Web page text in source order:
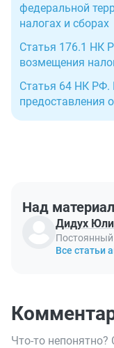
федеральной
налогах и сборах
Статья 176.1 НК
возмещения
Статья 64 НК РФ.
предоставления
Над
Дидух
Все статьи
Что-то непонятно?